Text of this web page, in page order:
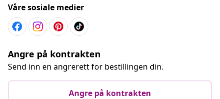
Våre sosiale medier
Angre på kontrakten
Send inn en angrerett for bestillingen din.
Angre på kontrakten